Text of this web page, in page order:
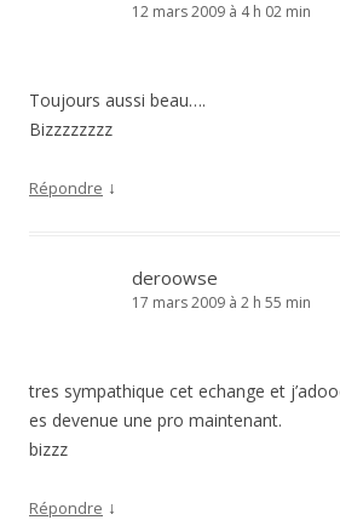
12 mars 2009 à 4 h 02 min
Toujours aussi beau….
Bizzzzzzzz
Répondre ↓
deroowse
17 mars 2009 à 2 h 55 min
tres sympathique cet echange et
es devenue une pro maintenant.
bizzz
Répondre ↓